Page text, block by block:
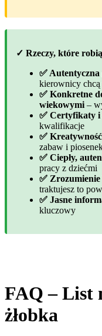
✓ Rzeczy, które
✅
kierownicy
✅ Konkretne
wiekowymi –
✅ Certyfikaty i
kwalifikacje
✅
zabaw i
✅ Ciepły,
pracy z dziećmi
✅
traktujesz to
✅ Jasne
kluczowy
FAQ – List
żłobka